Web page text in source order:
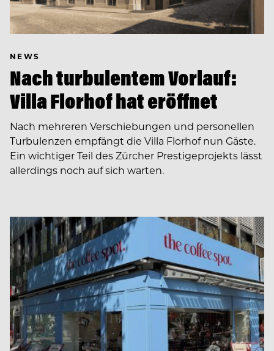
NEWS
Nach turbulentem Vorlauf:
Villa Florhof hat eröffnet
Nach mehreren Verschiebungen und personellen
Turbulenzen empfängt die Villa Florhof nun Gäste.
Ein wichtiger Teil des Zürcher Prestigeprojekts lässt
allerdings noch auf sich warten.